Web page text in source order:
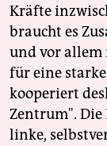
Kräfte
braucht es
und vor allem
für eine
kooperiert
Zentrum".
linke,